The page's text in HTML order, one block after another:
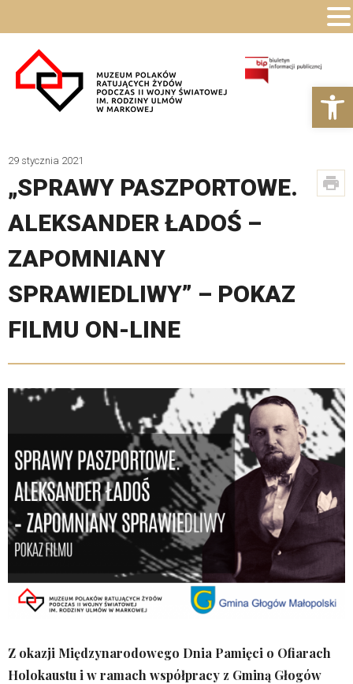
29 stycznia 2021
„SPRAWY PASZPORTOWE.
ALEKSANDER ŁADOŚ –
ZAPOMNIANY
SPRAWIEDLIWY” – POKAZ
FILMU ON-LINE
Z okazji Międzynarodowego Dnia Pamięci o Ofiarach
Holokaustu i w ramach współpracy z Gminą Głogów